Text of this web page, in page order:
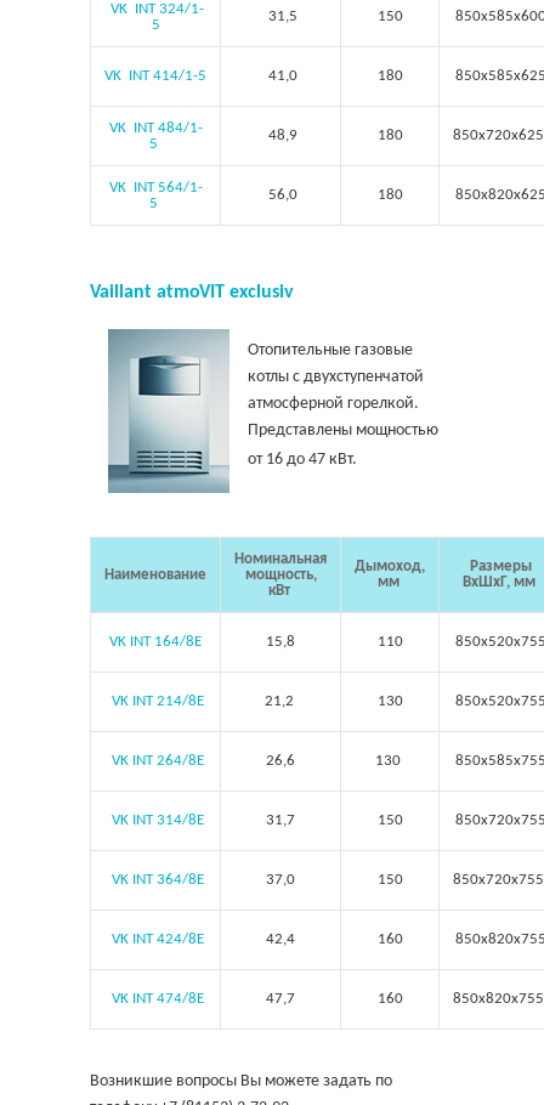
VK INT 324/1-
5
31,5 150
VK INT 414/1-5 41,0 180
VK INT 484/1-
5
48,9 180
VK INT 564/1-
5
56,0 180
Vaillant atmoVIT exclusiv
Отопительные газовые
котлы с двухступенчатой
атмосферной горелкой.
Представлены мощностью
от 16 до 47 кВт.
Наименование
Номинальная
мощность,
кВт
Дымоход,
мм
Размеры
ВхШхГ, мм
VK INT 164/8E 15,8 110
VK INT 214/8E 21,2 130
VK INT 264/8E 26,6 130
VK INT 314/8E 31,7 150
VK INT 364/8E 37,0 150
VK INT 424/8E 42,4 160
VK INT 474/8E 47,7 160
Возникшие вопросы Вы можете задать по